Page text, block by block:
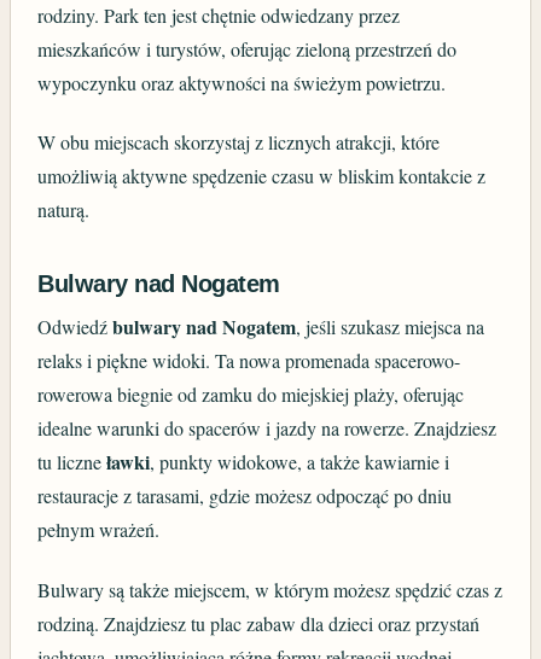
rodziny. Park ten jest chętnie odwiedzany przez
mieszkańców i turystów, oferując zieloną przestrzeń do
wypoczynku oraz aktywności na świeżym powietrzu.
W obu miejscach skorzystaj z licznych atrakcji, które
umożliwią aktywne spędzenie czasu w bliskim kontakcie z
naturą.
Bulwary nad Nogatem
Odwiedźbulwary nad Nogatem, jeśli szukasz miejsca na
relaks i piękne widoki. Ta nowa promenada spacerowo-
rowerowa biegnie od zamku do miejskiej plaży, oferując
idealne warunki do spacerów i jazdy na rowerze. Znajdziesz
tu liczneławki, punkty widokowe, a także kawiarnie i
restauracje z tarasami, gdzie możesz odpocząć po dniu
pełnym wrażeń.
Bulwary są także miejscem, w którym możesz spędzić czas z
rodziną. Znajdziesz tu plac zabaw dla dzieci oraz przystań